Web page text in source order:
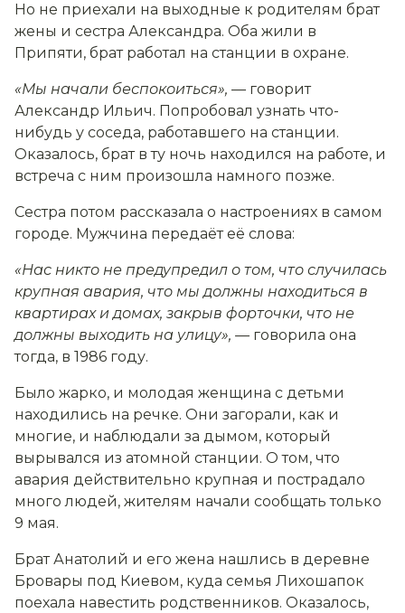
Но не приехали на выходные к родителям брат
жены и сестра Александра. Оба жили в
Припяти, брат работал на станции в охране.
«Мы начали беспокоиться», — говорит
Александр Ильич. Попробовал узнать что-
нибудь у соседа, работавшего на станции.
Оказалось, брат в ту ночь находился на работе, и
встреча с ним произошла намного позже.
Сестра потом рассказала о настроениях в самом
городе. Мужчина передаёт её слова:
«Нас никто не предупредил о том, что случилась
крупная авария, что мы должны находиться в
квартирах и домах, закрыв форточки, что не
должны выходить на улицу», — говорила она
тогда, в 1986 году.
Было жарко, и молодая женщина с детьми
находились на речке. Они загорали, как и
многие, и наблюдали за дымом, который
вырывался из атомной станции. О том, что
авария действительно крупная и пострадало
много людей, жителям начали сообщать только
9 мая.
Брат Анатолий и его жена нашлись в деревне
Бровары под Киевом, куда семья Лихошапок
поехала навестить родственников. Оказалось,